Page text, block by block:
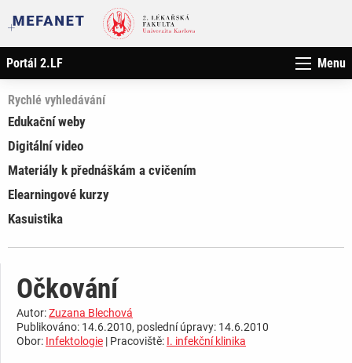
Portál 2.LF Menu
Rychlé vyhledávání
Edukační weby
Digitální video
Materiály k přednáškám a cvičením
Elearningové kurzy
Kasuistika
Očkování
Autor:Zuzana Blechová
Publikováno: 14.6.2010, poslední úpravy: 14.6.2010
Obor: Infektologie | Pracoviště: I. infekční klinika